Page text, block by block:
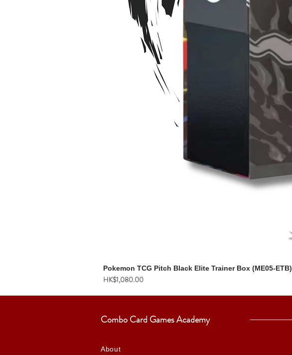
Pokemon TCG Pitch Black Elite Trainer Box (ME05-ETB)
價格
HK$1,080.00
Combo Card Games Academy
About